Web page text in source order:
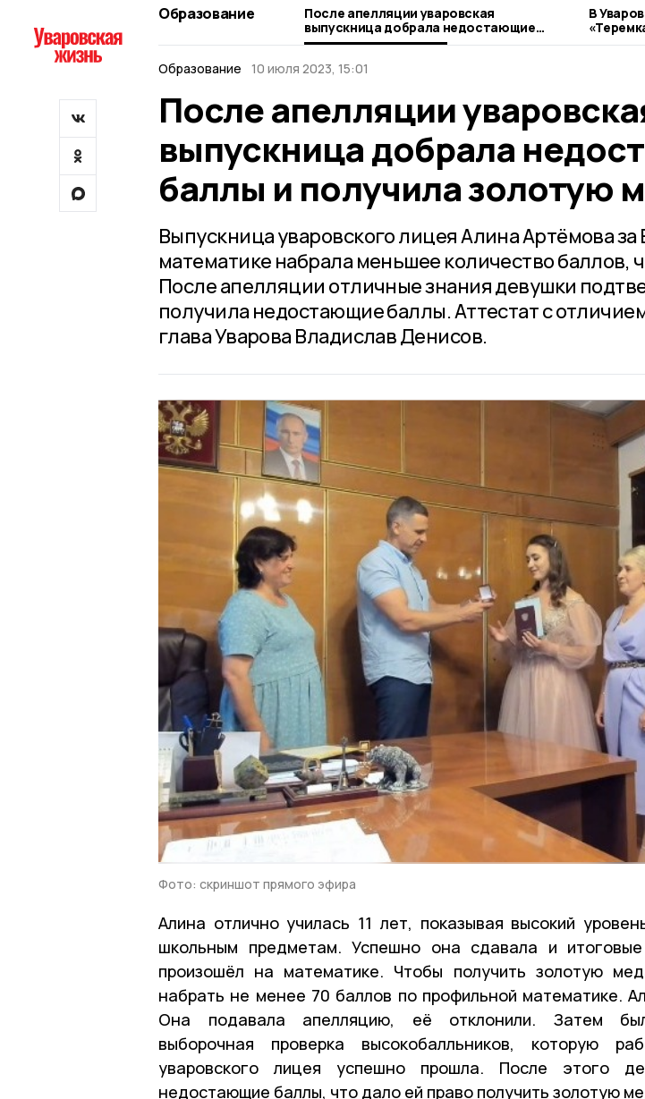
Образование
После апелляции уваровская
выпускница добрала недостающие
баллы и получила золотую медаль
В
Образование
10 июля 2023, 15:01
После апелляции
выпускница добрала
баллы и получила золотую
Выпускница уваровского лицея Алина Артёмова
математике набрала меньшее количество баллов,
После апелляции отличные знания девушки
получила недостающие баллы. Аттестат с
глава Уварова Владислав Денисов.
Фото: скриншот прямого эфира
Алина отлично училась 11 лет, показывая высокий
школьным предметам. Успешно она сдавала и
произошёл на математике. Чтобы получить золотую
набрать не менее 70 баллов по профильной математике.
Она подавала апелляцию, её отклонили. Затем
выборочная проверка высокобалльников, которую
уваровского лицея успешно прошла. После этого
недостающие баллы, что дало ей право получить золотую